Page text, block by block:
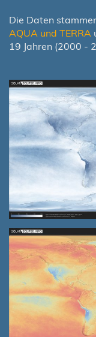
Die Daten
AQUA und TERRA
19 Jahren (2000 -